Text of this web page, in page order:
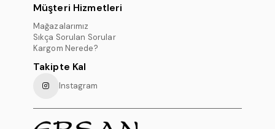
Müşteri Hizmetleri
Mağazalarımız
Sıkça Sorulan Sorular
Kargom Nerede?
Takipte Kal
Instagram